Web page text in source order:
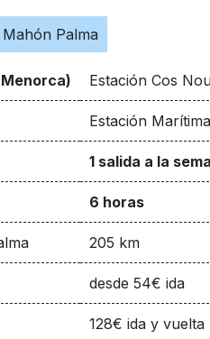
Palma
Estación Cos
Estación
1 salida a la
6 horas
205 km
desde 54€ ida
128€ ida y vuelta